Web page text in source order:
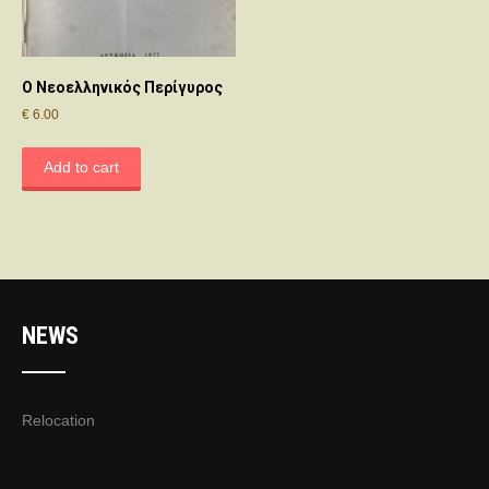
Ο Νεοελληνικός Περίγυρος
€ 6.00
Add to cart
NEWS
Relocation